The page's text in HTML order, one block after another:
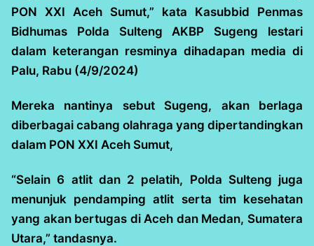
PON XXI Aceh Sumut,” kata Kasubbid Penmas
Bidhumas Polda Sulteng AKBP Sugeng lestari
dalam keterangan resminya dihadapan media di
Palu, Rabu (4/9/2024)
Mereka nantinya sebut Sugeng, akan berlaga
diberbagai cabang olahraga yang dipertandingkan
dalam PON XXI Aceh Sumut,
“Selain 6 atlit dan 2 pelatih, Polda Sulteng juga
menunjuk pendamping atlit serta tim kesehatan
yang akan bertugas di Aceh dan Medan, Sumatera
Utara,” tandasnya.